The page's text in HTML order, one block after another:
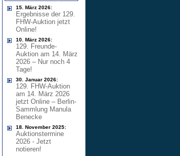
15. März 2026:
Ergebnisse der 129.
FHW-Auktion jetzt
Online!
10. März 2026:
129. Freunde-
Auktion am 14. März
2026 – Nur noch 4
Tage!
30. Januar 2026:
129. FHW-Auktion
am 14. März 2026
jetzt Online – Berlin-
Sammlung Manula
Benecke
18. November 2025:
Auktionstermine
2026 - Jetzt
notieren!